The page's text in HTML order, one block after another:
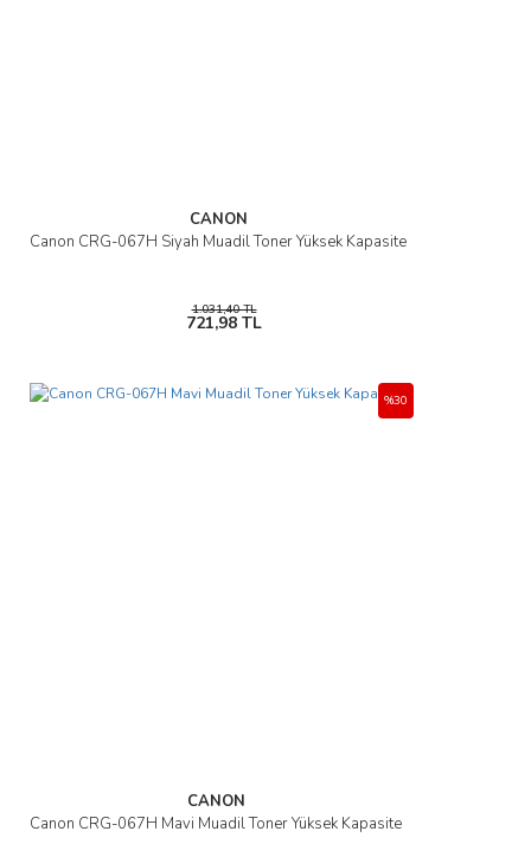
CANON
Canon CRG-067H Siyah Muadil Toner Yüksek Kapasite
1.031,40 TL
721,98 TL
CANON
Canon CRG-067H Mavi Muadil Toner Yüksek Kapasite
%30